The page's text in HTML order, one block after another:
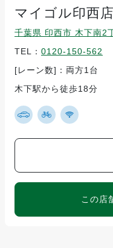
マイゴル印西店
千葉県 印西市 木下南2
TEL： 0120-150-562
[レーン数]：両方1台
木下駅から徒歩18分
この店